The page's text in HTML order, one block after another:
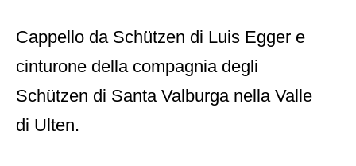
Cappello da Schützen di Luis Egger e
cinturone della compagnia degli
Schützen di Santa Valburga nella Valle
di Ulten.